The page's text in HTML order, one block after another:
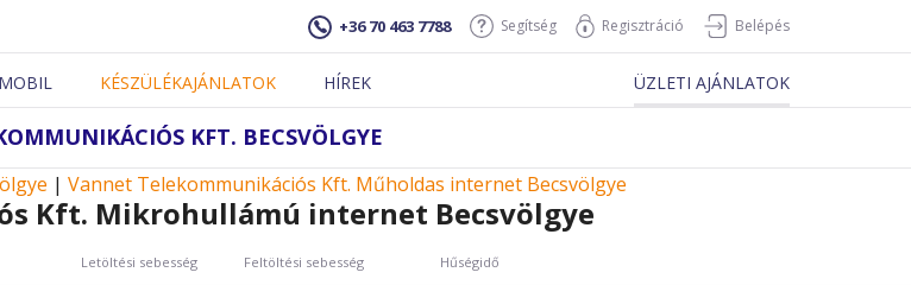
+36 70 463 7788 Segítség Regisztráció Belépés
MOBIL KÉSZÜLÉKAJÁNLATOK HÍREK ÜZLETI AJÁNLATOK
KFT. BECSVÖLGYE
| Vannet Telekommunikációs Kft. Műholdas internet Becsvölgye
Kft. Mikrohullámú internet Becsvölgye
Letöltési sebesség Feltöltési sebesség Hűségidő